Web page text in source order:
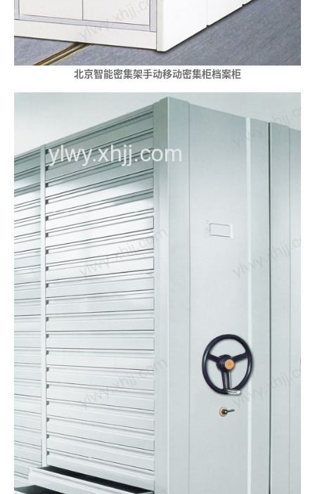
北京智能密集架手动移动密集柜档案柜